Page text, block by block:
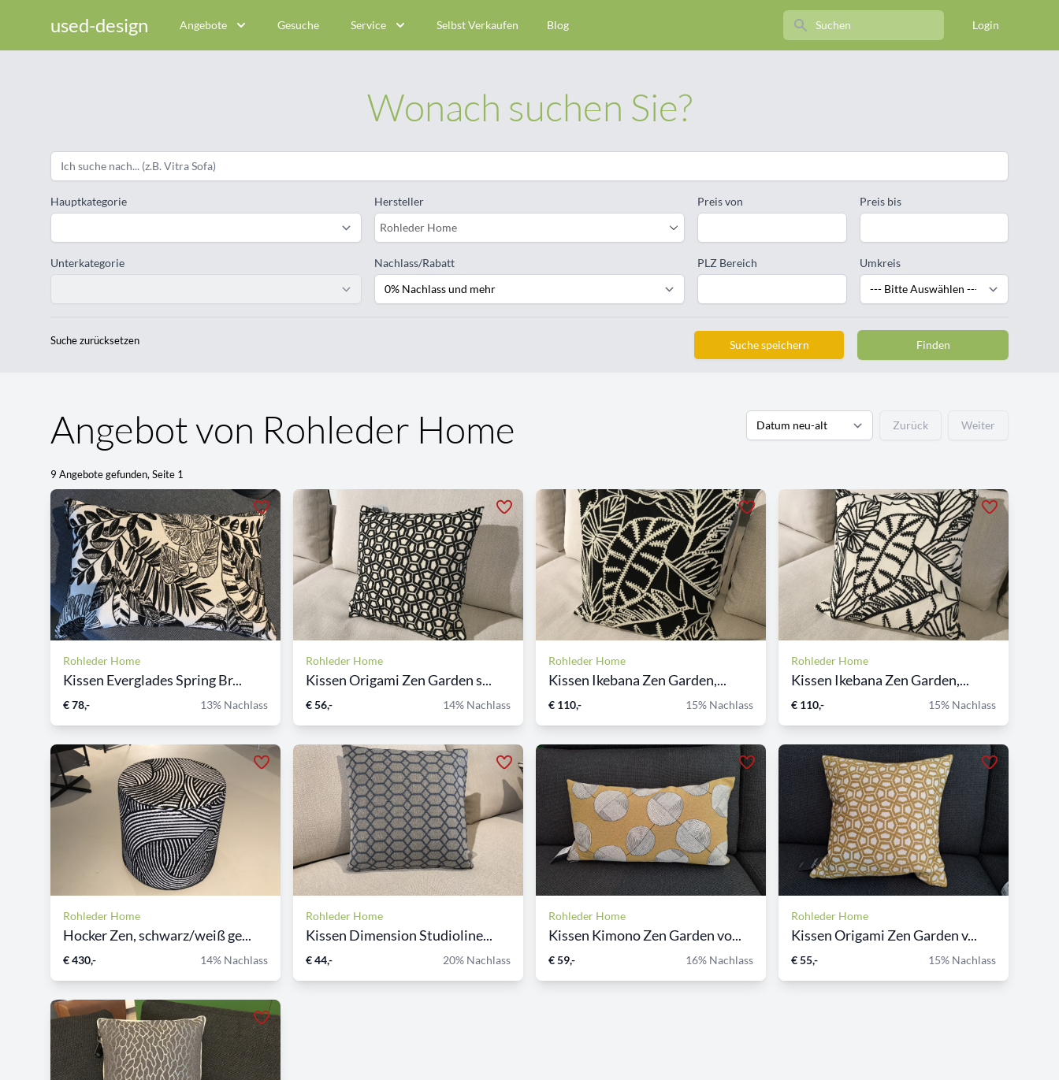
used-design Angebote Gesuche Service Selbst Verkaufen Blog Search Login
Wonach suchen Sie?
Hauptkategorie
Unterkategorie
Hersteller
Rohleder Home
Nachlass/Rabatt
Preis von Preis bis
PLZ Bereich Umkreis
Suche zurücksetzen Suche speichern Finden
Angebot von Rohleder Home
9 Angebote gefunden, Seite 1
Zurück Weiter
Rohleder Home
Kissen Everglades Spring Br...
€ 78,- 13% Nachlass
Rohleder Home
Kissen Origami Zen Garden s...
€ 56,- 14% Nachlass
Rohleder Home
Kissen Ikebana Zen Garden,...
€ 110,- 15% Nachlass
Rohleder Home
Kissen Ikebana Zen Garden,...
€ 110,- 15% Nachlass
Rohleder Home
Hocker Zen, schwarz/weiß ge...
€ 430,- 14% Nachlass
Rohleder Home
Kissen Dimension Studioline...
€ 44,- 20% Nachlass
Rohleder Home
Kissen Kimono Zen Garden vo...
€ 59,- 16% Nachlass
Rohleder Home
Kissen Origami Zen Garden v...
€ 55,- 15% Nachlass